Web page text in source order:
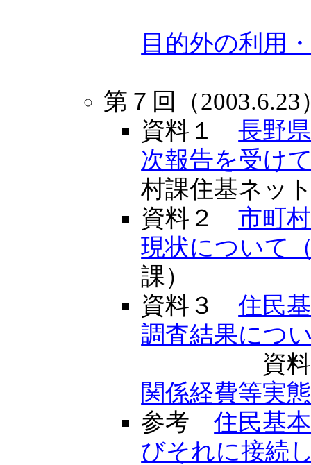
目的外の利用
第７回（2003.6.23
資料１長野
次報告を受け
村課住基ネッ
資料２市町
現状について
課）
資料３住民
調査結果につ
資料
関係経費等実
参考住民基
びそれに接続